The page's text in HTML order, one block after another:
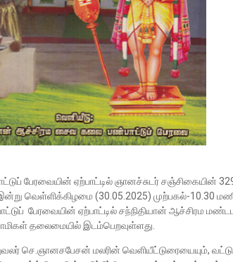
பேரவையின் ஏற்பாட்டில் ஞானச்சுடர் சஞ்சிகையின்
வெள்ளிக்கிழமை (30.05.2025) முற்பகல்-10.30
பேரவையின் ஏற்பாட்டில் சந்நிதியான் ஆச்சிரம
தலைமையில் இடம்பெறவுள்ளது.
செ.ஞானசபேசன் மலரின் வெளியீட்டுரையையும்,